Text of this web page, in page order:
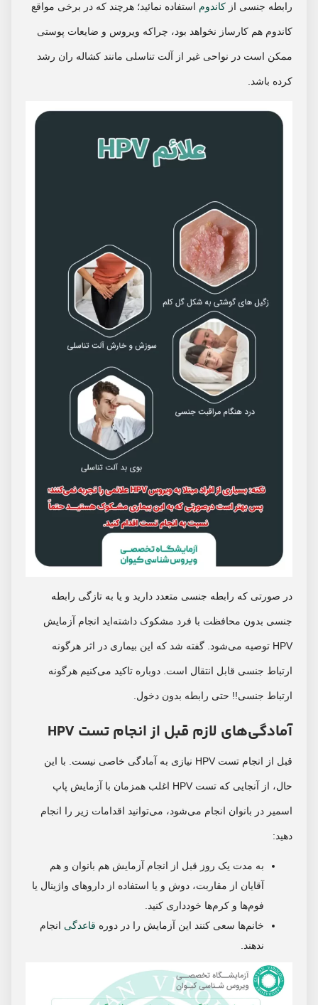
رابطه جنسی از کاندوم استفاده نمائید؛ هرچند که در برخی مواقع
کاندوم هم کارساز نخواهد بود، چراکه ویروس و ضایعات پوستی
ممکن است در نواحی غیر از آلت تناسلی مانند کشاله ران رشد
کرده باشد.
در صورتی که رابطه جنسی متعدد دارید و یا به تازگی رابطه
جنسی بدون محافظت با فرد مشکوک داشته‌اید انجام آزمایش
HPV توصیه می‌شود. گفته شد که این بیماری در اثر هرگونه
ارتباط جنسی قابل انتقال است. دوباره تاکید می‌کنیم هرگونه
ارتباط جنسی!! حتی رابطه بدون دخول.
آمادگی‌های لازم قبل از انجام تست HPV
قبل از انجام تست HPV نیازی به آمادگی خاصی نیست. با این
حال، از آنجایی که تست HPV اغلب همزمان با آزمایش پاپ
اسمیر در بانوان انجام می‌شود، می‌توانید اقدامات زیر را انجام
دهید:
به مدت یک روز قبل از انجام آزمایش هم بانوان و هم
آقایان از مقاربت، دوش و یا استفاده از داروهای واژینال یا
فوم‌ها و کرم‌ها خودداری کنید.
خانم‌ها سعی کنند این آزمایش را در دوره قاعدگی انجام
ندهند.